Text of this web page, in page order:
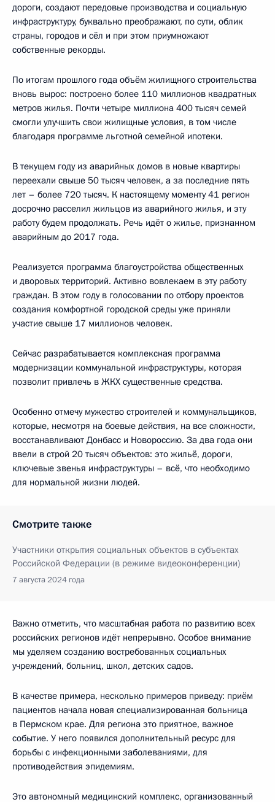
дороги, создают передовые производства и социальную
инфраструктуру, буквально преображают, по сути, облик
страны, городов и сёл и при этом приумножают
собственные рекорды.
По итогам прошлого года объём жилищного строительства
вновь вырос: построено более 110 миллионов квадратных
метров жилья. Почти четыре миллиона 400 тысяч семей
смогли улучшить свои жилищные условия, в том числе
благодаря программе льготной семейной ипотеки.
В текущем году из аварийных домов в новые квартиры
переехали свыше 50 тысяч человек, а за последние пять
лет – более 720 тысяч. К настоящему моменту 41 регион
досрочно расселил жильцов из аварийного жилья, и эту
работу будем продолжать. Речь идёт о жилье, признанном
аварийным до 2017 года.
Реализуется программа благоустройства общественных
и дворовых территорий. Активно вовлекаем в эту работу
граждан. В этом году в голосовании по отбору проектов
создания комфортной городской среды уже приняли
участие свыше 17 миллионов человек.
Сейчас разрабатывается комплексная программа
модернизации коммунальной инфраструктуры, которая
позволит привлечь в ЖКХ существенные средства.
Особенно отмечу мужество строителей и коммунальщиков,
которые, несмотря на боевые действия, на все сложности,
восстанавливают Донбасс и Новороссию. За два года они
ввели в строй 20 тысяч объектов: это жильё, дороги,
ключевые звенья инфраструктуры – всё, что необходимо
для нормальной жизни людей.
Смотрите также
Участники открытия социальных объектов в субъектах
Российской Федерации (в режиме видеоконференции)
7 августа 2024 года
Важно отметить, что масштабная работа по развитию всех
российских регионов идёт непрерывно. Особое внимание
мы уделяем созданию востребованных социальных
учреждений, больниц, школ, детских садов.
В качестве примера, несколько примеров приведу: приём
пациентов начала новая специализированная больница
в Пермском крае. Для региона это приятное, важное
событие. У него появился дополнительный ресурс для
борьбы с инфекционными заболеваниями, для
противодействия эпидемиям.
Это автономный медицинский комплекс, организованный